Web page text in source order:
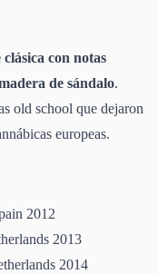
clásica con notas
de sándalo.
old school que dejaron
europeas.
2012
2013
2014